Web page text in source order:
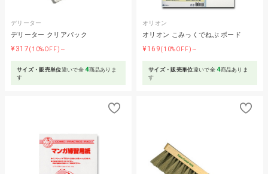
デリーター
デリーター クリアパック
¥317(10%OFF)～
サイズ・販売単位違いで全4商品ありま
す
オリオン
オリオン こみっくでねぶ ボード
¥169(10%OFF)～
サイズ・販売単位違いで全4商品ありま
す